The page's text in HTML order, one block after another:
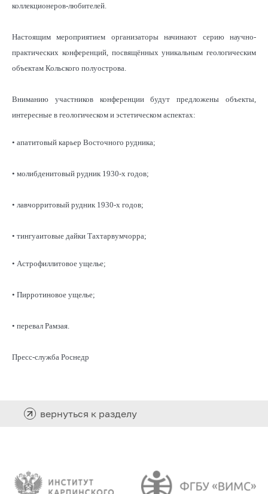
коллекционеров-любителей.
Настоящим мероприятием организаторы начинают серию научно-
практических конференций, посвящённых уникальным геологическим
объектам Кольского полуострова.
Вниманию участников конференции будут предложены объекты,
интересные в геологическом и эстетическом аспектах:
• апатитовый карьер Восточного рудника;
• молибденитовый рудник 1930-х годов;
• лавчорритовый рудник 1930-х годов;
• тингуаитовые дайки Тахтарвумчорра;
• Астрофиллитовое ущелье;
• Пирротиновое ущелье;
• перевал Рамзая.
Пресс-служба Роснедр
вернуться к разделу